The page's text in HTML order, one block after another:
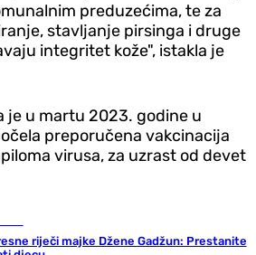
preduzećima, te za
stavljanje pirsinga i druge
integritet kože", istakla je
je u martu 2023. godine u
preporučena vakcinacija
virusa, za uzrast od devet
riječi majke Džene Gadžun: Prestanite